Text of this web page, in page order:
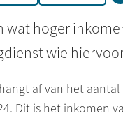
wat hoger
wie
af van het
Dit is het inkomen